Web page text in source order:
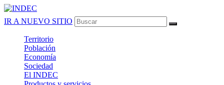
IR A NUEVO SITIO
Territorio
Población
Economía
Sociedad
El INDEC